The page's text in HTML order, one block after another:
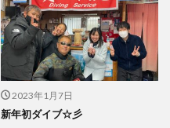
2023年1月7日
新年初ダイブ☆彡